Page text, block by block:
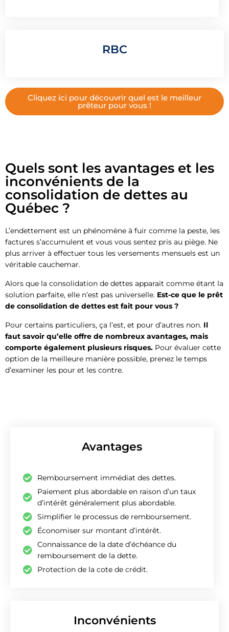
RBC
Cliquez ici pour découvrir quel est le meilleur
prêteur pour vous !
Quels sont les avantages et les
inconvénients de la
consolidation de dettes au
Québec ?
L’endettement est un phénomène à fuir comme la peste, les
factures s’accumulent et vous vous sentez pris au piège. Ne
plus arriver à effectuer tous les versements mensuels est un
véritable cauchemar.
Alors que la consolidation de dettes apparait comme étant la
solution parfaite, elle n’est pas universelle. Est-ce que le prêt
de consolidation de dettes est fait pour vous ?
Pour certains particuliers, ça l’est, et pour d’autres non. Il
faut savoir qu’elle offre de nombreux avantages, mais
comporte également plusieurs risques. Pour évaluer cette
option de la meilleure manière possible, prenez le temps
d’examiner les pour et les contre.
Avantages
Remboursement immédiat des dettes.
Paiement plus abordable en raison d’un taux
d’intérêt généralement plus abordable.
Simplifier le processus de remboursement.
Économiser sur montant d’intérêt.
Connaissance de la date d’échéance du
remboursement de la dette.
Protection de la cote de crédit.
Inconvénients